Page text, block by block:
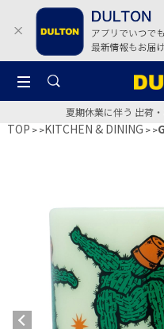
夏期休業に伴う 出荷
TOP >KITCHEN & DINING >